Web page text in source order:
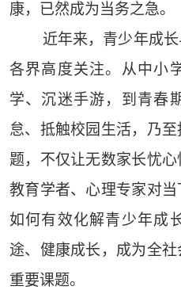
康，已然成为当务之急。
近年来，青少年成
各界高度关注。从中小
学、沉迷手游，到青春
怠、抵触校园生活，乃
题，不仅让无数家长忧
教育学者、心理专家对当
如何有效化解青少年成
途、健康成长，成为全
重要课题。